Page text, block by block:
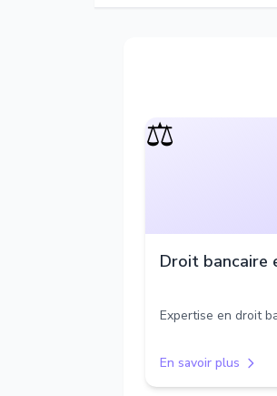
⚖️
Droit bancaire
Expertise en droit
En savoir plus